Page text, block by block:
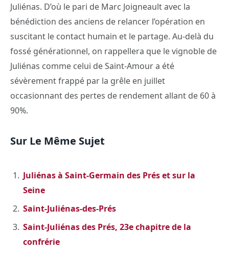
Juliénas. D’où le pari de Marc Joigneault avec la
bénédiction des anciens de relancer l’opération en
suscitant le contact humain et le partage. Au-delà du
fossé générationnel, on rappellera que le vignoble de
Juliénas comme celui de Saint-Amour a été
sévèrement frappé par la grêle en juillet
occasionnant des pertes de rendement allant de 60 à
90%.
Sur Le Même Sujet
Juliénas à Saint-Germain des Prés et sur la
Seine
Saint-Juliénas-des-Prés
Saint-Juliénas des Prés, 23e chapitre de la
confrérie